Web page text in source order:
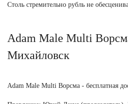
Столь стремительно рубль не
Adam Male Multi
Михайловск
Adam Male Multi Ворсма - бесплатная